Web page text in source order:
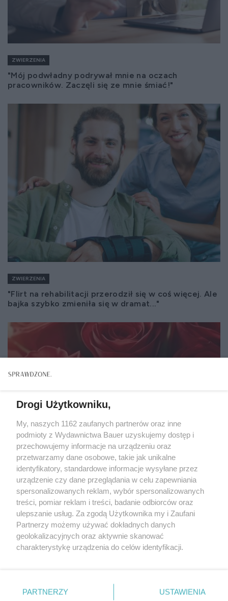
ZWIERZENIA
"Mój podwładny podrywał mnie na oczach
pracowników. Zaczęli się ze mnie śmiać!"
ZWIERZENIA
"Flirt na rehabilitacji przerodził się w coś więcej. Ale
bajka szybko zmieniła się w dramat..."
ZWIERZENIA
"Nigdy nie zapomniałam siedmiu czerwonych róż
od Jurka. Byłam już wdową, gdy znowu je od niego
dostałam..."
KONTAKT REKLAMA
Drogi Użytkowniku,
My, naszych 1162 zaufanych partnerów oraz inne
podmioty z Wydawnictwa Bauer uzyskujemy dostęp i
przechowujemy informacje na urządzeniu oraz
przetwarzamy dane osobowe, takie jak unikalne
identyfikatory, standardowe informacje wysyłane przez
urządzenie czy dane przeglądania w celu zapewniania
spersonalizowanych reklam, wybór spersonalizowanych
treści, pomiar reklam i treści, badanie odbiorców oraz
ulepszanie usług. Za zgodą Użytkownika my i Zaufani
Partnerzy możemy używać dokładnych danych
geolokalizacyjnych oraz aktywnie skanować
charakterystykę urządzenia do celów identyfikacji.
zmienić/wycofać klikając przycisk ustawień prywatności
PARTNERZY USTAWIENIA